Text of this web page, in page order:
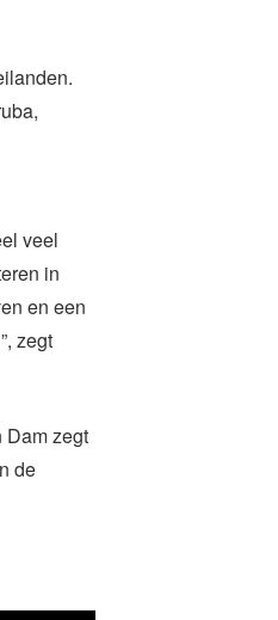
veel
in
en een
zegt
Dam zegt
de